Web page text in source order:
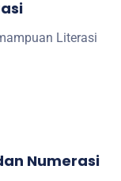
Literasi
Numerasi